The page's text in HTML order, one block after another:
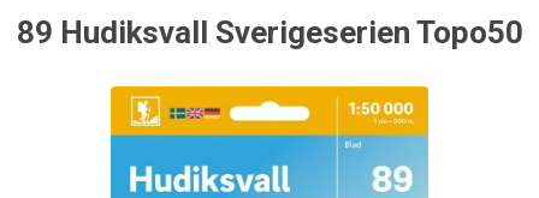
89 Hudiksvall Sverigeserien Topo50